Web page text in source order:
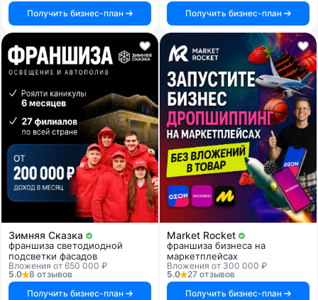
Получить бизнес-план
Получить бизнес-план
Зимняя Сказка
франшиза светодиодной
подсветки фасадов
Вложения от 650 000 ₽
5.0
8 отзывов
Получить бизнес-план
Market Rocket
франшиза бизнеса на
маркетплейсах
Вложения от 300 000 ₽
5.0
27 отзывов
Получить бизнес-план